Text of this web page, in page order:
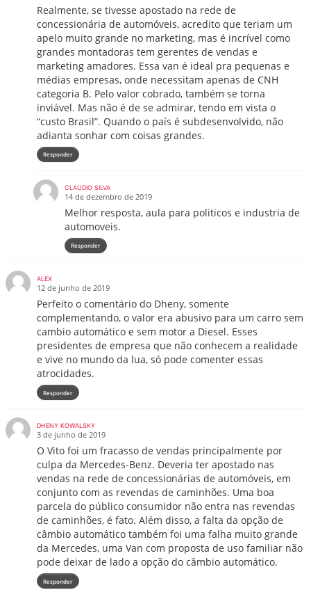
Realmente, se tivesse apostado na rede de
concessionária de automóveis, acredito que teriam um
apelo muito grande no marketing, mas é incrível como
grandes montadoras tem gerentes de vendas e
marketing amadores. Essa van é ideal pra pequenas e
médias empresas, onde necessitam apenas de CNH
categoria B. Pelo valor cobrado, também se torna
inviável. Mas não é de se admirar, tendo em vista o
“custo Brasil”. Quando o país é subdesenvolvido, não
adianta sonhar com coisas grandes.
Responder
CLAUDIO SILVA
14 de dezembro de 2019
Melhor resposta, aula para politicos e industria de
automoveis.
Responder
ALEX
12 de junho de 2019
Perfeito o comentário do Dheny, somente
complementando, o valor era abusivo para um carro sem
cambio automático e sem motor a Diesel. Esses
presidentes de empresa que não conhecem a realidade
e vive no mundo da lua, só pode comenter essas
atrocidades.
Responder
DHENY KOWALSKY
3 de junho de 2019
O Vito foi um fracasso de vendas principalmente por
culpa da Mercedes-Benz. Deveria ter apostado nas
vendas na rede de concessionárias de automóveis, em
conjunto com as revendas de caminhões. Uma boa
parcela do público consumidor não entra nas revendas
de caminhões, é fato. Além disso, a falta da opção de
câmbio automático também foi uma falha muito grande
da Mercedes, uma Van com proposta de uso familiar não
pode deixar de lado a opção do câmbio automático.
Responder